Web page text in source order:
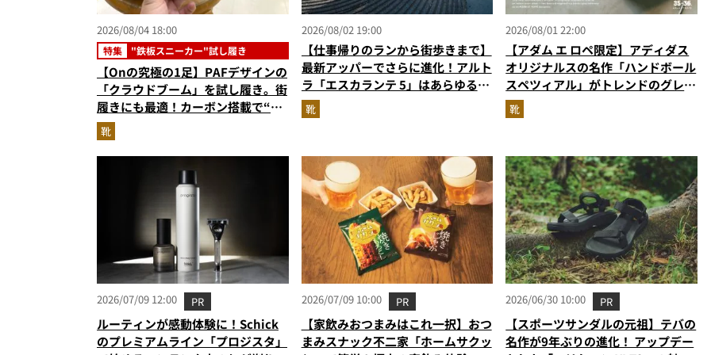
2026/08/04 18:00
特集 "鉄板スニーカー"試し履き
【Onの究極の1足】PAFデザインの
「クラウドブーム」を試し履き。街
履きにも最適！カーボン搭載で“走
れるハイテク靴”の最高峰
靴
2026/08/02 19:00
【仕事帰りのランから街歩きまで】
最新アッパーでさらに進化！アルト
ラ「エスカランテ 5」はあらゆるシ
ーンに寄り添う大人の相棒だ
靴
2026/08/01 22:00
【アダム エ ロペ限定】アディダス
オリジナルスの名作「ハンドボール
スペツィアル」がトレンドのグレー
に！
靴
2026/07/09 12:00 PR
ルーティンが感動体験に！Schick
のプレミアムライン「プロジスタ」
2026/07/09 10:00 PR
【家飲みおつまみはこれ一択】おつ
まみスナック不二家「ホームサクッ
2026/06/30 10:00 PR
【スポーツサンダルの元祖】テバの
名作が9年ぶりの進化！ アップデー